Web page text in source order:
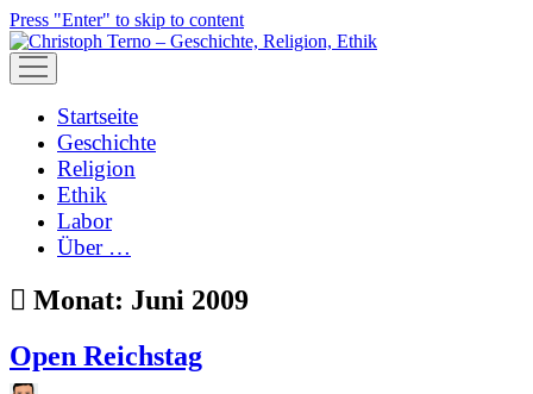
Press "Enter" to skip to content
open
menu
Startseite
Geschichte
Religion
Ethik
Labor
Über …
Monat: Juni 2009
Open Reichstag